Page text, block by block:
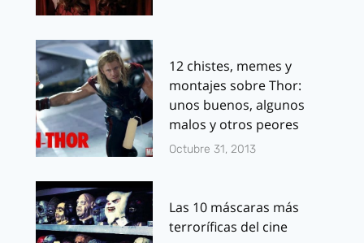
12 chistes, memes y
montajes sobre Thor:
unos buenos, algunos
malos y otros peores
Octubre 31, 2013
Las 10 máscaras más
terroríficas del cine